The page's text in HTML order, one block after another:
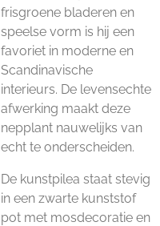
frisgroene bladeren en
speelse vorm is hij een
favoriet in moderne en
Scandinavische
interieurs. De levensechte
afwerking maakt deze
nepplant nauwelijks van
echt te onderscheiden.
De kunstpilea staat stevig
in een zwarte kunststof
pot met mosdecoratie en